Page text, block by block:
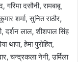
दसौनी, रामबाबू
शर्मा, सुनित राठौर,
दर्शन लाल, शीशपाल सिंह
थापा, हेमा पुरोहित,
चन्द्रकला नेगी, उर्मिला